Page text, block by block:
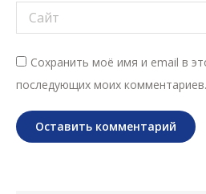
Сайт
Сохранить моё имя и email в
последующих моих комментариев.
Оставить комментарий